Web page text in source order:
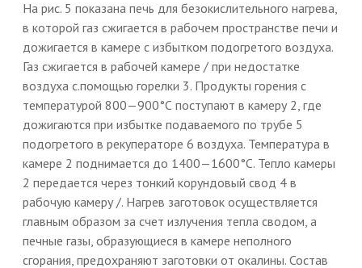
На рис. 5 показана печь для безокислительного нагрева,
в которой газ сжигается в рабочем пространстве печи и
дожигается в камере с избытком подогретого воздуха.
Газ сжигается в рабочей камере / при недостатке
воздуха с.помощью горелки 3. Продукты горения с
температурой 800—900°С поступают в камеру 2, где
дожигаются при избытке подаваемого по трубе 5
подогретого в рекуператоре 6 воздуха. Температура в
камере 2 поднимается до 1400—1600°С. Тепло камеры
2 передается через тонкий корундовый свод 4 в
рабочую камеру /. Нагрев заготовок осуществляется
главным образом за счет излучения тепла сводом, а
печные газы, образующиеся в камере неполного
сгорания, предохраняют заготовки от окалины. Состав